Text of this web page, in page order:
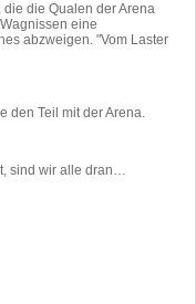
die Qualen der Arena
eine
abzweigen. "Vom Laster
den Teil mit der Arena.
sind wir alle dran…